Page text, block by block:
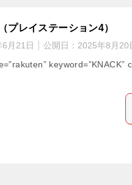
プレイステーション4）
6月21日 公開日： 2025年8月20
keyword=”KNACK”